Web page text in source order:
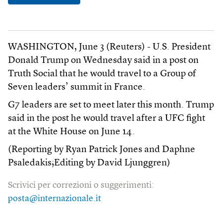
WASHINGTON, June 3 (Reuters) - U.S. President
Donald Trump on Wednesday said in a post on
Truth Social that he would travel to a Group of
Seven leaders’ summit in France.
G7 leaders are set to meet later this month. Trump
said in the post he would travel after a UFC fight
at the White House on June 14.
(Reporting by Ryan Patrick Jones and Daphne
Psaledakis;Editing by David Ljunggren)
Scrivici per correzioni o suggerimenti:
posta@internazionale.it